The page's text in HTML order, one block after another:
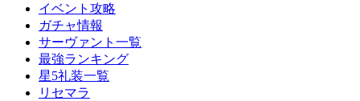
イベント攻略
ガチャ情報
サーヴァント一覧
最強ランキング
星5礼装一覧
リセマラ